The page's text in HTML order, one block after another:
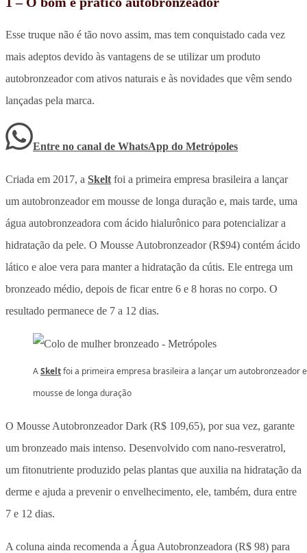
Esse truque não é tão novo assim, mas tem conquistado cada vez
mais adeptos devido às vantagens de se utilizar um produto
autobronzeador com ativos naturais e às novidades que vêm sendo
lançadas pela marca.
Entre no canal de WhatsApp do Metrópoles
Criada em 2017, a Skelt foi a primeira empresa brasileira a lançar
um autobronzeador em mousse de longa duração e, mais tarde, uma
água autobronzeadora com ácido hialurônico para potencializar a
hidratação da pele. O Mousse Autobronzeador (R$94) contém ácido
lático e aloe vera para manter a hidratação da cútis. Ele entrega um
bronzeado médio, depois de ficar entre 6 e 8 horas no corpo. O
resultado permanece de 7 a 12 dias.
ASkeltfoi a primeira empresa brasileira a lançar um autobronzeador
mousse de longa duração
O Mousse Autobronzeador Dark (R$ 109,65), por sua vez, garante
um bronzeado mais intenso. Desenvolvido com nano-resveratrol,
um fitonutriente produzido pelas plantas que auxilia na hidratação da
derme e ajuda a prevenir o envelhecimento, ele, também, dura entre
7 e 12 dias.
A coluna ainda recomenda a Água Autobronzeadora (R$ 98) para